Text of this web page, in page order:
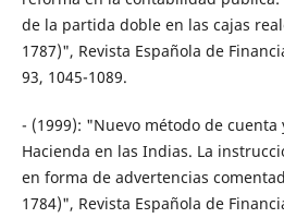
de la partida doble en las cajas
1787)", Revista Española de
93, 1045-1089.
- (1999): "Nuevo método de cuenta
Hacienda en las Indias. La
en forma de advertencias
1784)", Revista Española de